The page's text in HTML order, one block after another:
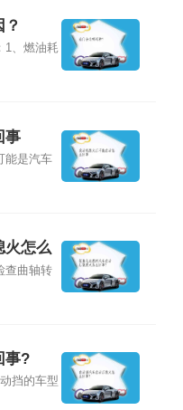
1、燃油耗
事
能是汽车
火怎么
查曲轴转
事?
挡的车型